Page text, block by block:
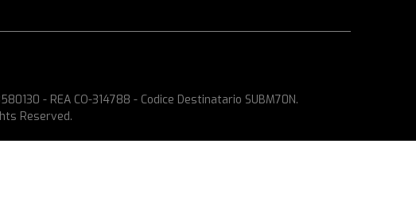
- REA CO-314788 - Codice Destinatario SUBM70N.
Reserved.